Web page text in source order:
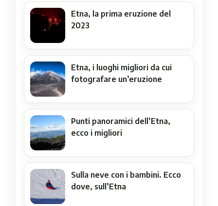
Etna, la prima eruzione del
2023
Etna, i luoghi migliori da cui
fotografare un’eruzione
Punti panoramici dell’Etna,
ecco i migliori
Sulla neve con i bambini. Ecco
dove, sull’Etna